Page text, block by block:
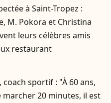
à Saint-Tropez :
M. Pokora et Christina
leurs célèbres amis
restaurant
coach sportif : "À 60 ans,
20 minutes, il est